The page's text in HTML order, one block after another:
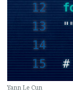
Yann Le Cun